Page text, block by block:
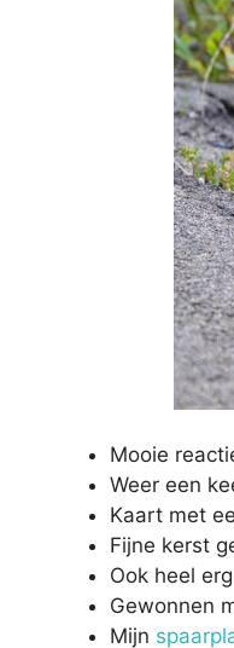
Mooie
Weer een
Kaart met
Fijne kerst
Ook heel
Gewonnen
Mijn